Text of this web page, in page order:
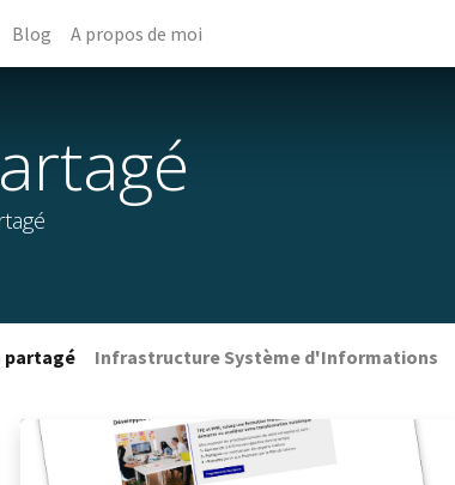
Blog A propos de moi
partagé Infrastructure Système d'Informations